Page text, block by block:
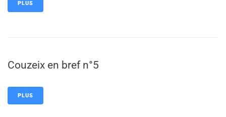
PLUS
Couzeix en bref n°5
PLUS